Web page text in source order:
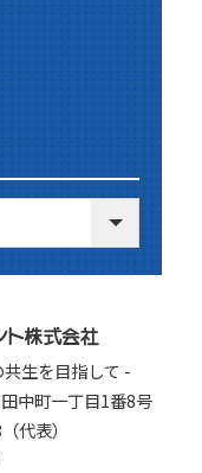
生を目指して -
中町一丁目1番8号
代表）